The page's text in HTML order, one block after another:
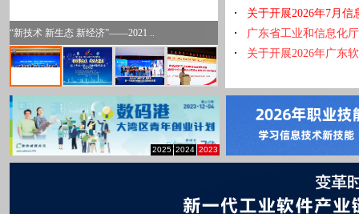
关于开展2026年7月
广东省工业和信息化
关于开展2026年广东
2025 2024 2023